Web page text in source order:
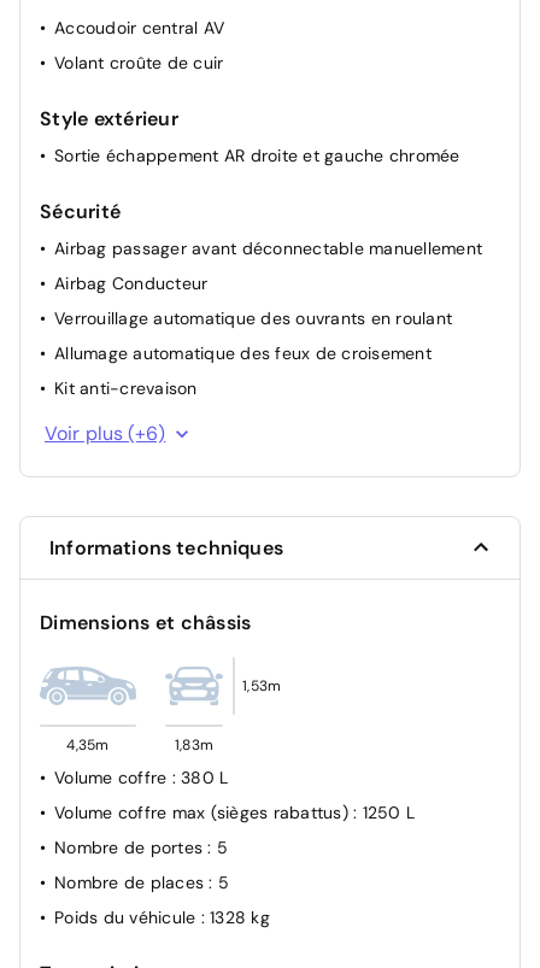
Accoudoir central AV
Volant croûte de cuir
Style extérieur
Sortie échappement AR droite et gauche chromée
Sécurité
Airbag passager avant déconnectable manuellement
Airbag Conducteur
Verrouillage automatique des ouvrants en roulant
Allumage automatique des feux de croisement
Kit anti-crevaison
Antiblocage de roues ABS
Contrôle électronique de trajectoire ESP
Voir plus (+6)
Informations techniques
Dimensions et châssis
4,35m 1,83m
1,53m
Volume coffre : 380 L
Volume coffre max (sièges rabattus) : 1250 L
Nombre de portes: 5
Nombre de places: 5
Poids du véhicule : 1328 kg